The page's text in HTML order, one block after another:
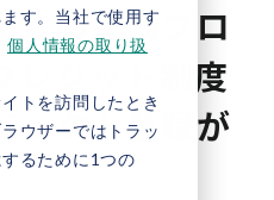
す。当社で使用す
個人情報の取り扱
トを訪問したとき
ウザーではトラッ
るために1つの
ルの共同プロ
レジット制度
ェクト登録が